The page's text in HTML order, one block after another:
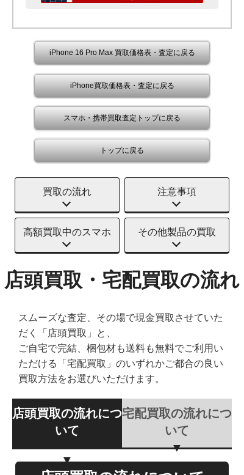
iPhone 16 Pro Max 買取価格表・査定に戻る
iPhone買取価格表・査定に戻る
スマホ・携帯買取査定トップに戻る
トップに戻る
買取の流れ 注意事項
高額買取中のスマホ その他製品の買取
店頭買取・宅配買取の流れ
スムーズな査定、その場で現金買取させていた
だく「店頭買取」と、
ご自宅で完結、梱包材も送料も無料でご利用い
ただける「宅配買取」のいずれかご都合の良い
買取方法をお選びいただけます。
店頭買取の流れにつ
いて
宅配買取の流れにつ
いて